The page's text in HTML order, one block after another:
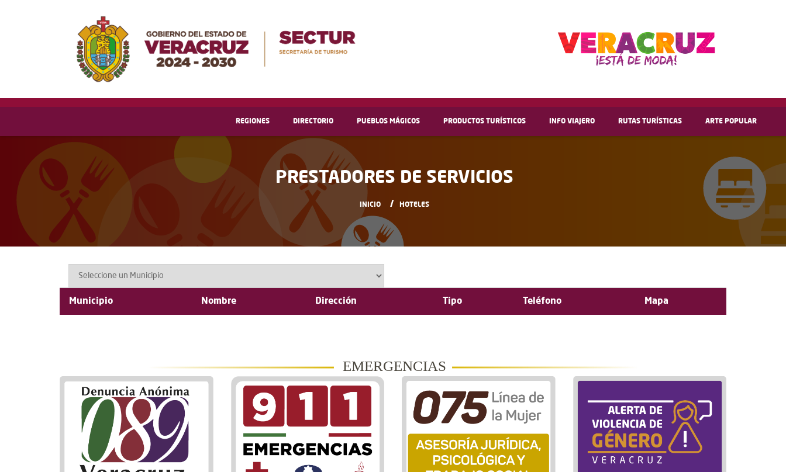
REGIONES DIRECTORIO PUEBLOS MÁGICOS PRODUCTOS TURÍSTICOS INFO VIAJERO RUTAS TURÍSTICAS ARTE POPULAR
PRESTADORES DE SERVICIOS
INICIO HOTELES
Municipio Nombre Dirección Tipo Teléfono Mapa
EMERGENCIAS